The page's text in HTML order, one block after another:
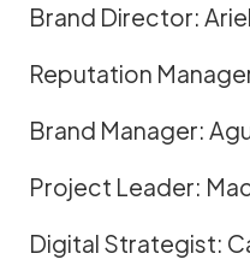
Brand Director:
Reputation
Brand Manager:
Project Leader:
Digital Strategist: